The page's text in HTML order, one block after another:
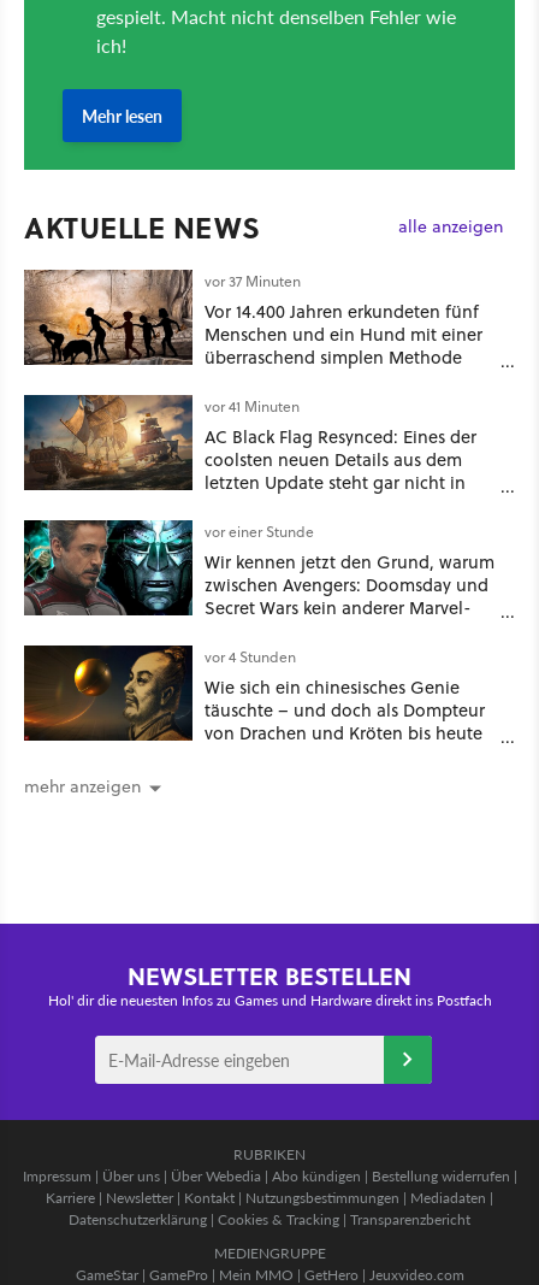
AKTUELLE NEWS alle anzeigen
vor 37 Minuten
Vor 14.400 Jahren erkundeten fünf
Menschen und ein Hund mit einer
überraschend simplen Methode
Spuren für die Ewigkeit
vor 41 Minuten
AC Black Flag Resynced: Eines der
coolsten neuen Details aus dem
letzten Update steht gar nicht in
vor einer Stunde
Wir kennen jetzt den Grund, warum
zwischen Avengers: Doomsday und
Secret Wars kein anderer Marvel-
vor 4 Stunden
Wie sich ein chinesisches Genie
täuschte – und doch als Dompteur
von Drachen und Kröten bis heute
mehr anzeigen
NEWSLETTER BESTELLEN
Hol' dir die neuesten Infos zu Games und Hardware direkt ins Postfach
RUBRIKEN
Impressum | Über uns| Über Webedia | Abo kündigen | Bestellung widerrufen |
Karriere | Newsletter | Kontakt | Nutzungsbestimmungen | Mediadaten |
Datenschutzerklärung | Cookies & Tracking | Transparenzbericht
MEDIENGRUPPE
GameStar| GamePro | Mein MMO | GetHero | Jeuxvideo.com